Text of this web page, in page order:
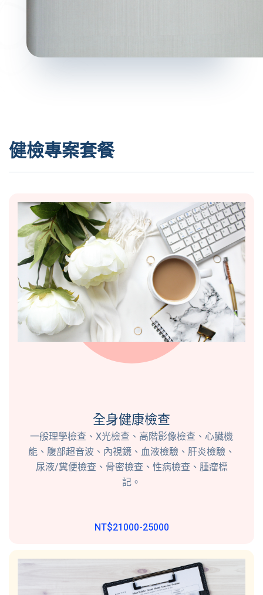
健檢專案套餐
全身健康檢查
一般理學檢查、X光檢查、高階影像檢查、心臟機
能、腹部超音波、內視鏡、血液檢驗、肝炎檢驗、
尿液/糞便檢查、骨密檢查、性病檢查、腫瘤標
記。
NT$21000-25000